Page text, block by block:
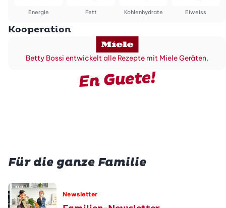
Energie Fett Kohlenhydrate Eiweiss
Kooperation
Betty Bossi entwickelt alle Rezepte mit Miele Geräten.
En Guete!
Für die ganze Familie
Newsletter